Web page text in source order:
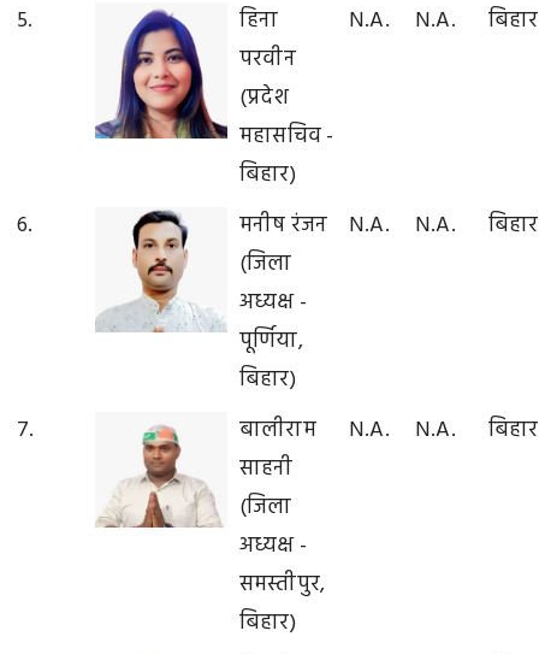
5.
हिना
परवीन
(प्रदेश
महासचिव -
बिहार)
N.A. N.A. बिहार
6.
मनीष रंजन
(जिला
अध्यक्ष -
पूर्णिया,
बिहार)
N.A. N.A. बिहार
7.
बालीराम
साहनी
(जिला
अध्यक्ष -
समस्तीपुर,
बिहार)
N.A. N.A. बिहार